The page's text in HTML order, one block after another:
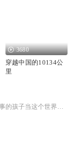
3680
穿越中国的10134公
里